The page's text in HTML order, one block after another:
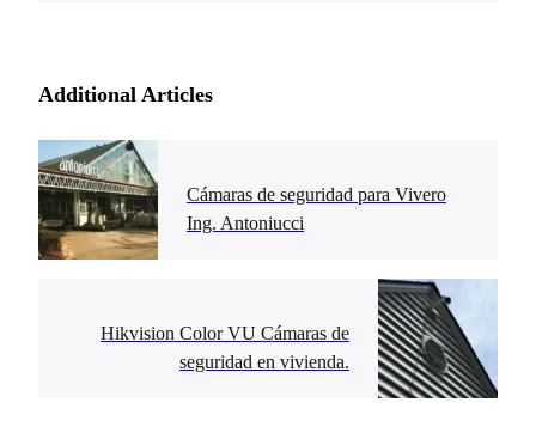
Additional Articles
Cámaras de seguridad para Vivero
Ing. Antoniucci
Hikvision Color VU Cámaras de
seguridad en vivienda.